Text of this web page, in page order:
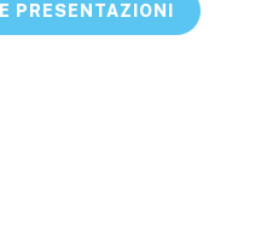
PRESENTAZIONI